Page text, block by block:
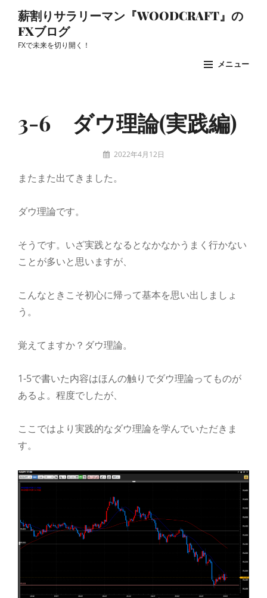
薪割りサラリーマン『WOODCRAFT』の
FXブログ
FXで未来を切り開く！
メニュー
3-6 ダウ理論(実践編)
投
者:
2022年4月12日
またまた出てきました。
ダウ理論です。
そうです。いざ実践となるとなかなかうまく行かない
ことが多いと思いますが、
こんなときこそ初心に帰って基本を思い出しましょ
う。
覚えてますか？ダウ理論。
1-5で書いた内容はほんの触りでダウ理論ってものが
あるよ。程度でしたが、
ここではより実践的なダウ理論を学んでいただきま
す。